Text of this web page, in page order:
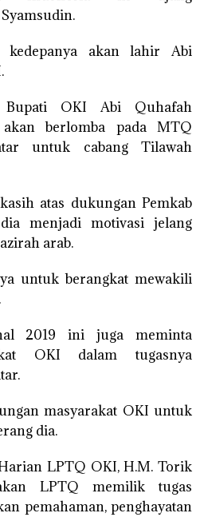
kedepanya akan lahir Abi
OKI Abi Quhafah
berlomba pada MTQ
untuk cabang Tilawah
atas dukungan Pemkab
menjadi motivasi jelang
arab.
untuk berangkat mewakili
2019 ini juga meminta
OKI dalam tugasnya
masyarakat OKI untuk
dia.
LPTQ OKI, H.M. Torik
LPTQ memilik tugas
pemahaman, penghayatan